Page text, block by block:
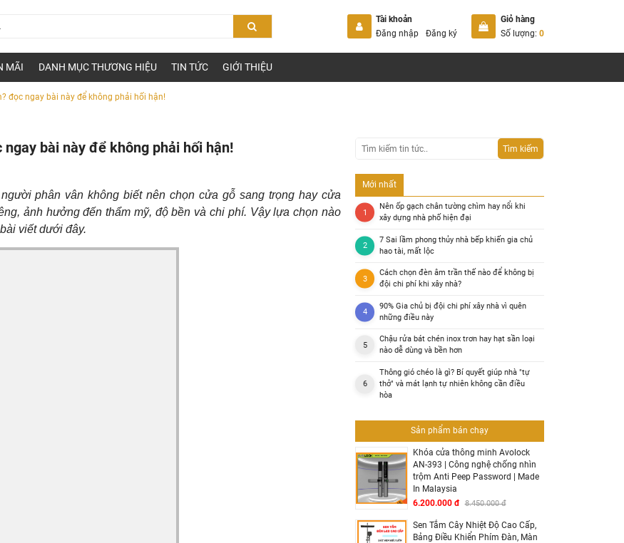
Tài khoản
Đăng nhập
Đăng ký
Giỏ hàng
Số lượng: 0
MÃI DANH MỤC THƯƠNG HIỆU TIN TỨC GIỚI THIỆU
đọc ngay bài này để không phải hối hận!
bài này để không phải hối hận!
phân vân không biết nên chọn cửa gỗ sang trọng hay cửa
ảnh hưởng đến thẩm mỹ, độ bền và chi phí. Vậy lựa chọn nào
viết dưới đây.
Tìm kiếm
Mới nhất
Nên ốp gạch chân tường chìm hay nổi khi
xây dựng nhà phố hiện đại
7 Sai lầm phong thủy nhà bếp khiến gia chủ
hao tài, mất lộc
Cách chọn đèn âm trần thế nào để không bị
đội chi phí khi xây nhà?
90% Gia chủ bị đội chi phí xây nhà vì quên
những điều này
Chậu rửa bát chén inox trơn hay hạt sần loại
nào dễ dùng và bền hơn
Thông gió chéo là gì? Bí quyết giúp nhà "tự
thở" và mát lạnh tự nhiên không cần điều
hòa
Sản phẩm bán chạy
Khóa cửa thông minh Avolock
AN-393 | Công nghệ chống nhìn
trộm Anti Peep Password | Made
In Malaysia
6.200.000 đ 8.450.000 đ
Sen Tắm Cây Nhiệt Độ Cao Cấp,
Bảng Điều Khiển Phím Đàn, Màn